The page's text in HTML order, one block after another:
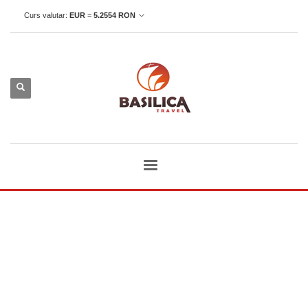
Curs valutar: EUR = 5.2554 RON